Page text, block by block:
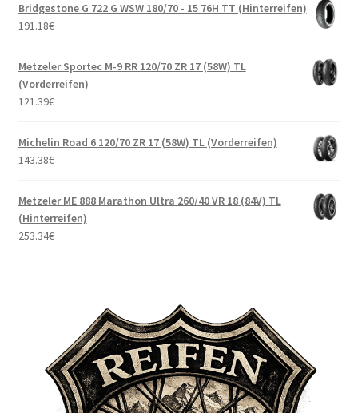
Bridgestone G 722 G WSW 180/70 - 15 76H TT (Hinterreifen)
191.18€
Metzeler Sportec M-9 RR 120/70 ZR 17 (58W) TL
(Vorderreifen)
121.39€
Michelin Road 6 120/70 ZR 17 (58W) TL (Vorderreifen)
143.38€
Metzeler ME 888 Marathon Ultra 260/40 VR 18 (84V) TL
(Hinterreifen)
253.34€